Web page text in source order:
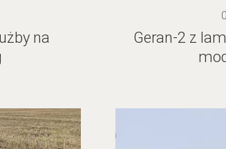
na
Geran-2 z